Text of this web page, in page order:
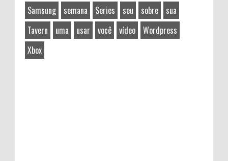
Samsung
semana Series seu sobre
sua
Tavern
uma usar você vídeo
Wordpress
Xbox